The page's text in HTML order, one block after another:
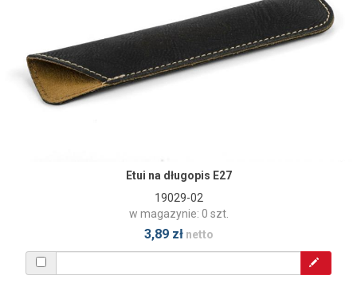
Etui na długopis E27
19029-02
w magazynie: 0 szt.
3,89 złnetto